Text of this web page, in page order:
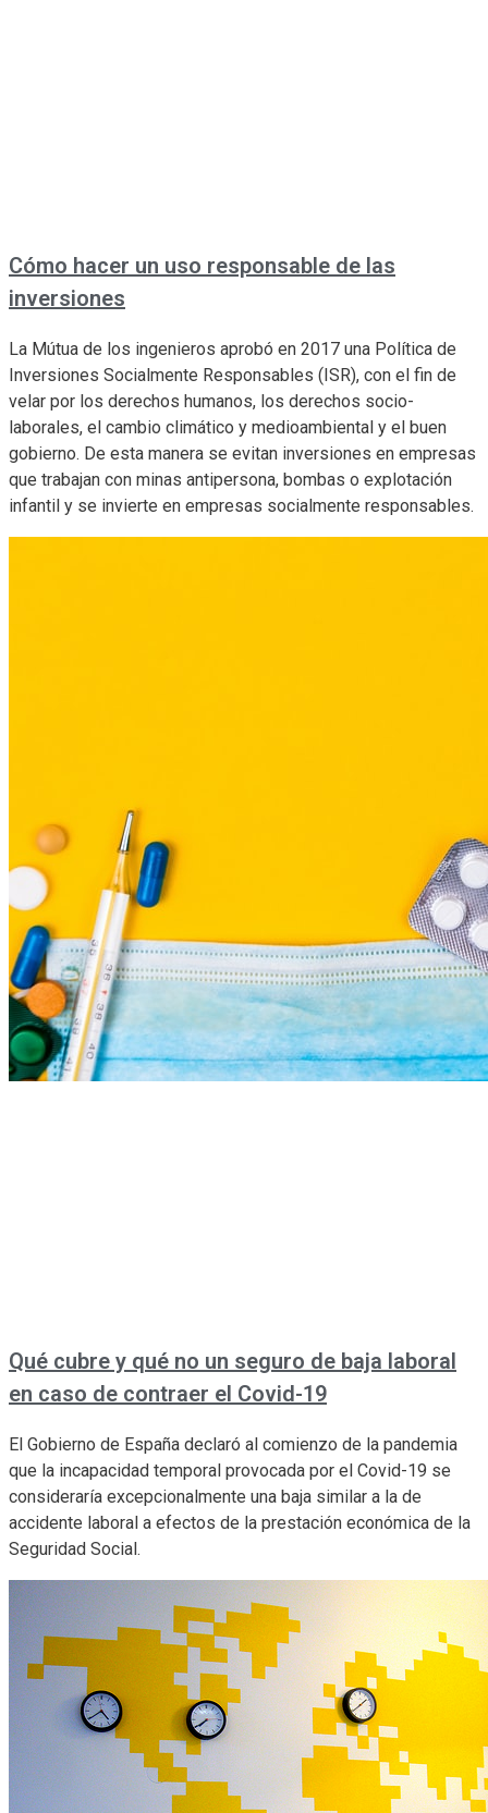
Cómo hacer un uso responsable de las
inversiones
La Mútua de los ingenieros aprobó en 2017 una Política de
Inversiones Socialmente Responsables (ISR), con el fin de
velar por los derechos humanos, los derechos socio-
laborales, el cambio climático y medioambiental y el buen
gobierno. De esta manera se evitan inversiones en empresas
que trabajan con minas antipersona, bombas o explotación
infantil y se invierte en empresas socialmente responsables.
Qué cubre y qué no un seguro de baja laboral
en caso de contraer el Covid-19
El Gobierno de España declaró al comienzo de la pandemia
que la incapacidad temporal provocada por el Covid-19 se
consideraría excepcionalmente una baja similar a la de
accidente laboral a efectos de la prestación económica de la
Seguridad Social.